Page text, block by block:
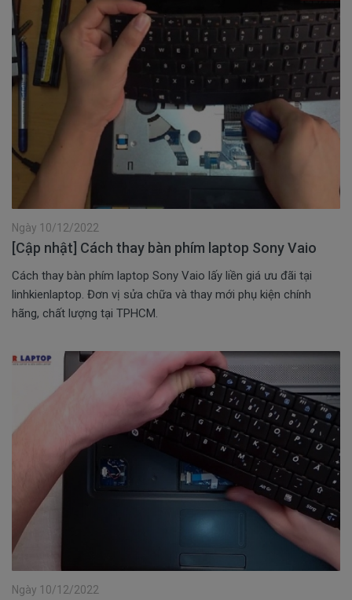
[Cập nhật] Cách thay bàn phím laptop Sony Vaio
Ngày 10/12/2022
Cách thay bàn phím laptop Sony Vaio lấy liền giá ưu đãi tại
linhkienlaptop. Đơn vị sửa chữa và thay mới phụ kiện chính
hãng, chất lượng tại TPHCM.
Ngày 10/12/2022